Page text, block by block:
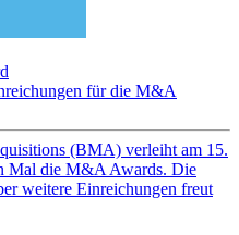
für die M&A
(BMA) verleiht am 15.
Mal die M&A Awards. Die
weitere Einreichungen freut